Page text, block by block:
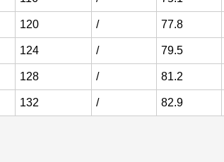
120 / 77.8
124 / 79.5
128 / 81.2
132 / 82.9